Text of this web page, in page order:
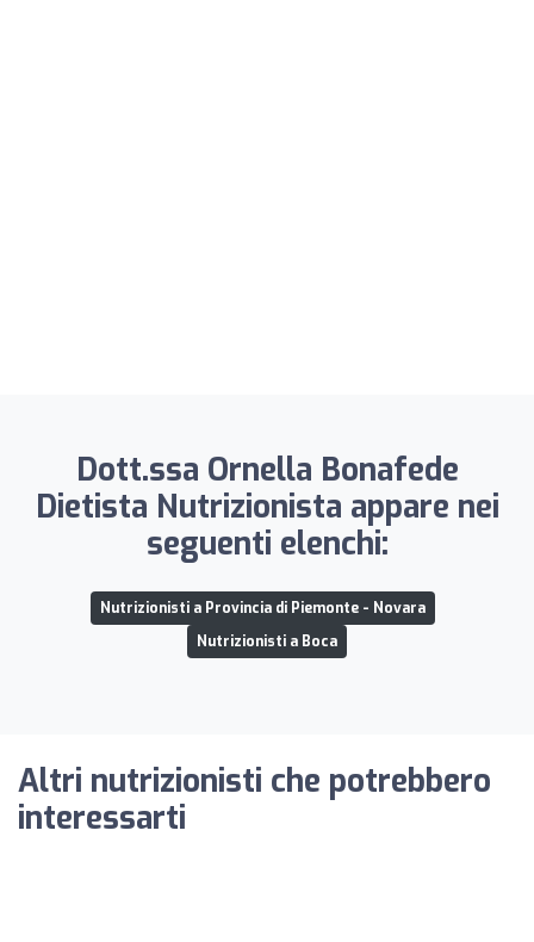
Dott.ssa Ornella Bonafede
Dietista Nutrizionista appare nei
seguenti elenchi:
Nutrizionisti a Provincia di Piemonte - Novara
Nutrizionisti a Boca
Altri nutrizionisti che potrebbero
interessarti